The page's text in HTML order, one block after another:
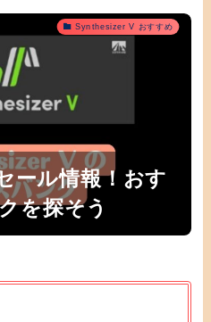
Synthesizer V おすすめ
ール情報！おす
を探そう